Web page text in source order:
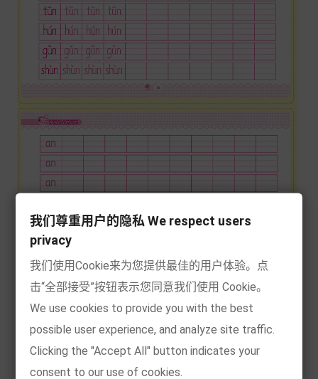
我们尊重用户的隐私 We respect users
privacy
我们使用Cookie来为您提供最佳的用户体验。点
击“全部接受”按钮表示您同意我们使用 Cookie。
We use cookies to provide you with the best
possible user experience, and analyze site traffic.
Clicking the "Accept All" button indicates your
consent to our use of cookies.